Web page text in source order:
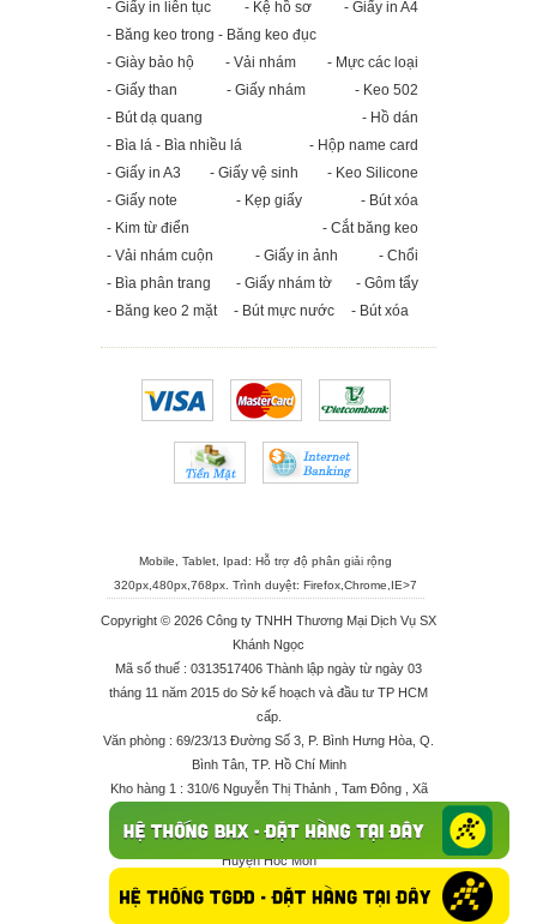
- Giấy in liên tục
- Kệ hồ sơ
- Giấy in A4
- Băng keo trong - Băng keo đục
- Giày bảo hộ
- Vải nhám
- Mực các loại
- Giấy than
- Giấy nhám
- Keo 502
- Bút dạ quang
- Hồ dán
- Bìa lá - Bìa nhiều lá
- Hộp name card
- Giấy in A3
- Giấy vệ sinh
- Keo Silicone
- Giấy note
- Kẹp giấy
- Bút xóa
- Kim từ điển
- Cắt băng keo
- Vải nhám cuộn
- Giấy in ảnh
- Chổi
- Bìa phân trang
- Giấy nhám tờ
- Gôm tẩy
- Băng keo 2 mặt
- Bút mực nước - Bút xóa
Mobile, Tablet, Ipad: Hỗ trợ độ phân giải rộng
320px,480px,768px. Trình duyệt: Firefox Chrome IE>7
Copyright © 2026 Công ty TNHH Thương Mại Dịch Vụ SX
Khánh Ngọc
Mã số thuế : 0313517406 Thành lập ngày từ ngày 03
tháng 11 năm 2015 do Sở kế hoạch và đầu tư TP HCM
cấp.
Văn phòng : 69/23/13 Đường Số 3, P. Bình Hưng Hòa, Q.
Bình Tân, TP. Hồ Chí Minh
Kho hàng 1 : 310/6 Nguyễn Thị Thảnh , Tam Đông , Xã
Kho hàng 2 : 68/2X Ấp Đông 1 , Xã Thới Tam Thôn ,
Huyện Hóc Môn
Điện thoại : 028 625 66506 - 0909 682 189 - 082 7158
413 - 096 298 10 17 - 0961 208 617